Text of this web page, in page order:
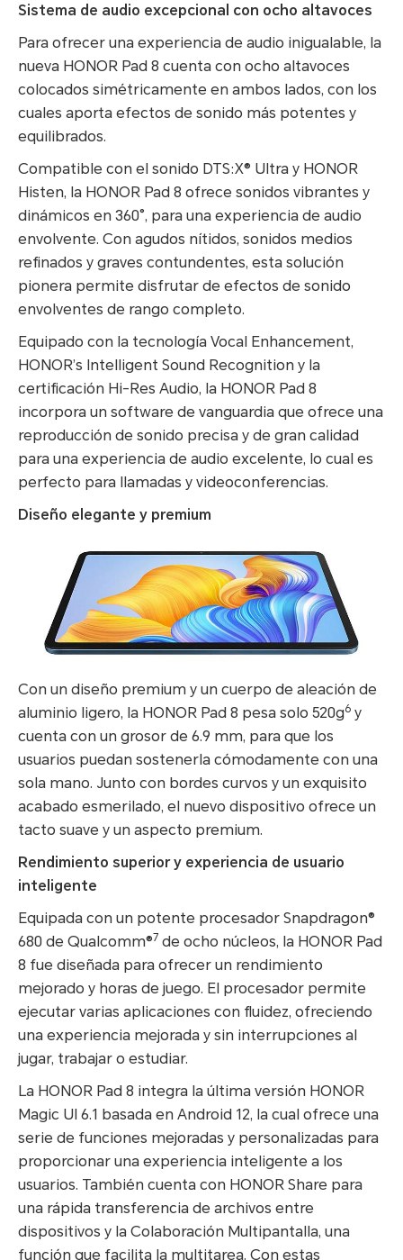
Sistema de audio excepcional con ocho altavoces
Para ofrecer una experiencia de audio inigualable, la
nueva HONOR Pad 8 cuenta con ocho altavoces
colocados simétricamente en ambos lados, con los
cuales aporta efectos de sonido más potentes y
equilibrados.
Compatible con el sonido DTS:X® Ultra y HONOR
Histen, la HONOR Pad 8 ofrece sonidos vibrantes y
dinámicos en 360°, para una experiencia de audio
envolvente. Con agudos nítidos, sonidos medios
refinados y graves contundentes, esta solución
pionera permite disfrutar de efectos de sonido
envolventes de rango completo.
Equipado con la tecnología Vocal Enhancement,
HONOR’s Intelligent Sound Recognition y la
certificación Hi-Res Audio, la HONOR Pad 8
incorpora un software de vanguardia que ofrece una
reproducción de sonido precisa y de gran calidad
para una experiencia de audio excelente, lo cual es
perfecto para llamadas y videoconferencias.
Diseño elegante y premium
Con un diseño premium y un cuerpo de aleación de
aluminio ligero, la HONOR Pad 8 pesa solo 520g6 y
cuenta con un grosor de 6.9 mm, para que los
usuarios puedan sostenerla cómodamente con una
sola mano. Junto con bordes curvos y un exquisito
acabado esmerilado, el nuevo dispositivo ofrece un
tacto suave y un aspecto premium.
Rendimiento superior y experiencia de usuario
inteligente
Equipada con un potente procesador Snapdragon®
680 de Qualcomm®7 de ocho núcleos, la HONOR Pad
8 fue diseñada para ofrecer un rendimiento
mejorado y horas de juego. El procesador permite
ejecutar varias aplicaciones con fluidez, ofreciendo
una experiencia mejorada y sin interrupciones al
jugar, trabajar o estudiar.
La HONOR Pad 8 integra la última versión HONOR
Magic UI 6.1 basada en Android 12, la cual ofrece una
serie de funciones mejoradas y personalizadas para
proporcionar una experiencia inteligente a los
usuarios. También cuenta con HONOR Share para
una rápida transferencia de archivos entre
dispositivos y la Colaboración Multipantalla, una
función que facilita la multitarea. Con estas